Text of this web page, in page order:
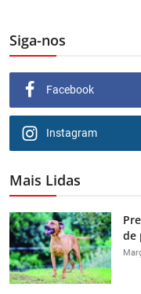
Siga-nos
Facebook
Instagram
Mais Lidas
de